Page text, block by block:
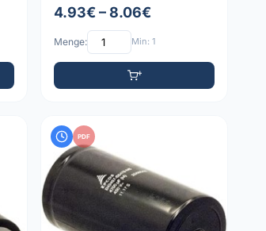
4.93€ – 8.06€
Menge: Min: 1
PDF